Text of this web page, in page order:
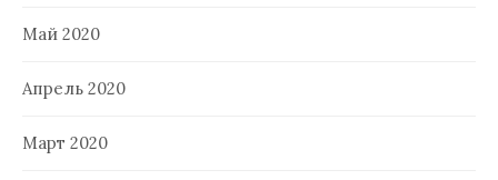
Май 2020
Апрель 2020
Март 2020